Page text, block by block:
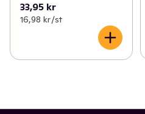
33,95 kr
16,98 kr /st